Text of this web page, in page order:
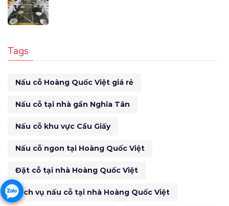
Tags
Nấu cỗ Hoàng Quốc Việt giá rẻ
Nấu cỗ tại nhà gần Nghĩa Tân
Nấu cỗ khu vực Cầu Giấy
Nấu cỗ ngon tại Hoàng Quốc Việt
Đặt cỗ tại nhà Hoàng Quốc Việt
Dịch vụ nấu cỗ tại nhà Hoàng Quốc Việt